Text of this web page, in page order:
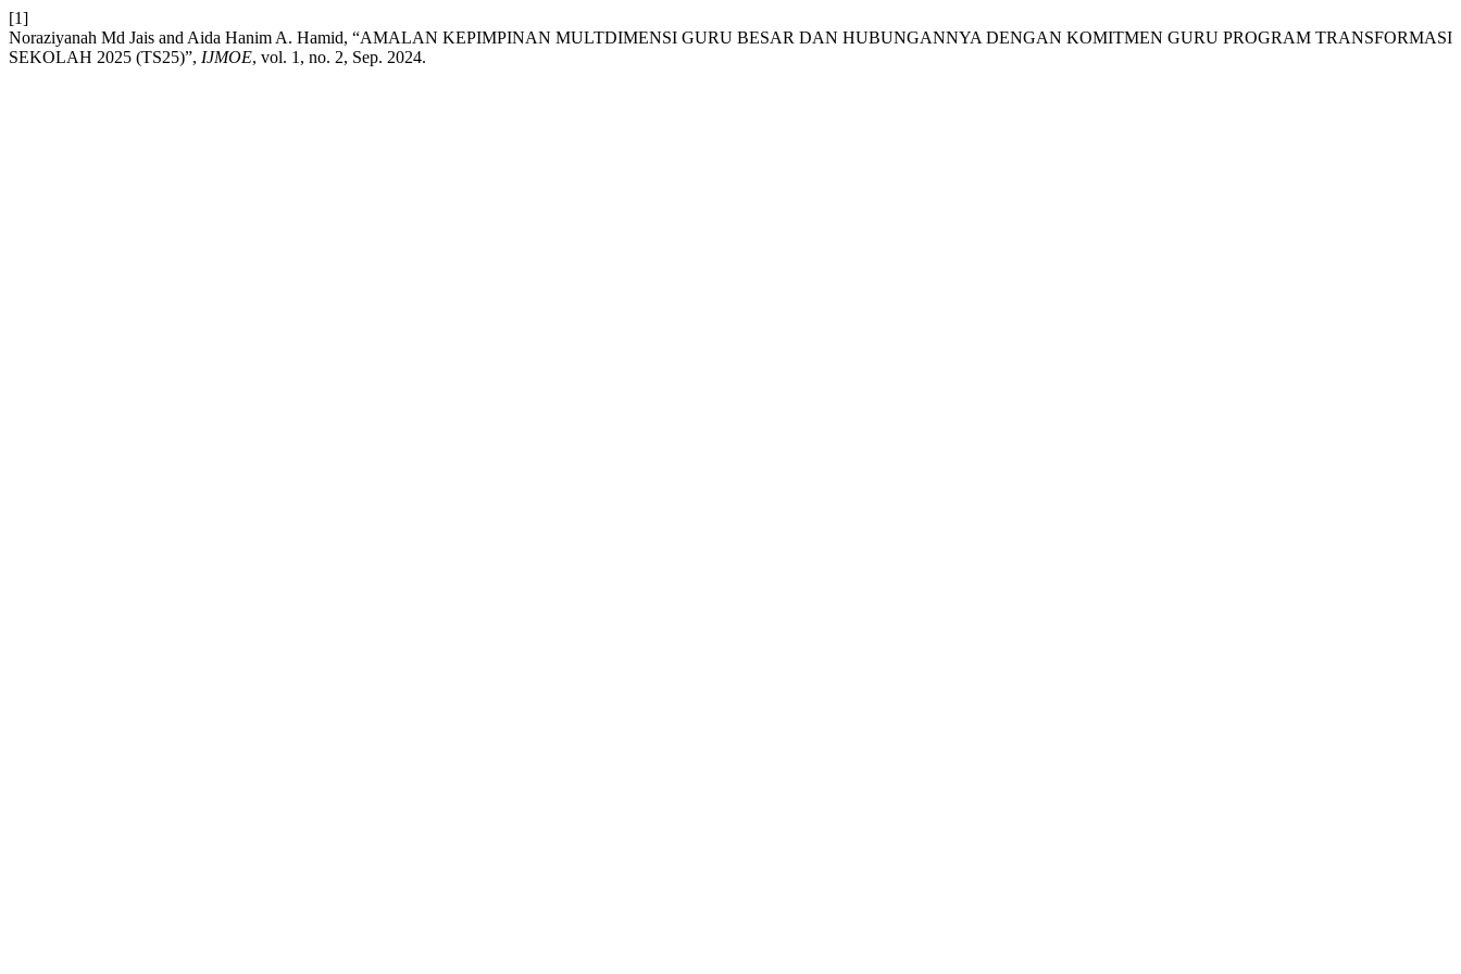
[1]
Noraziyanah Md Jais and Aida Hanim A. Hamid, “AMALAN KEPIMPINAN MULTDIMENSI GURU BESAR DAN HUBUNGANNYA DENGAN KOMITMEN GURU PROGRAM TRANSFORMASI
SEKOLAH 2025 (TS25)”, IJMOE, vol. 1, no. 2, Sep. 2024.